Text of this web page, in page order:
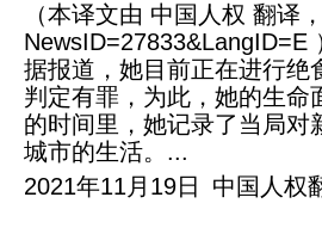
（本译文由 中国人权 翻译
据报道，她目前正在进行绝
判定有罪，为此，她的生
的时间里，她记录了当局
城市的生活。...
2021年11月19日
中国人权